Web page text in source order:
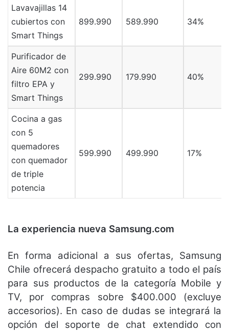
Lavavajillas 14
cubiertos con
Smart Things
899.990 589.990 34%
Purificador de
Aire 60M2 con
filtro EPA y
Smart Things
299.990 179.990 40%
Cocina a gas
con 5
quemadores
con quemador
de triple
potencia
599.990 499.990 17%
La experiencia nueva Samsung.com
En forma adicional a sus ofertas, Samsung
Chile ofrecerá despacho gratuito a todo el país
para sus productos de la categoría Mobile y
TV, por compras sobre $400.000 (excluye
accesorios). En caso de dudas se integrará la
opción del soporte de chat extendido con